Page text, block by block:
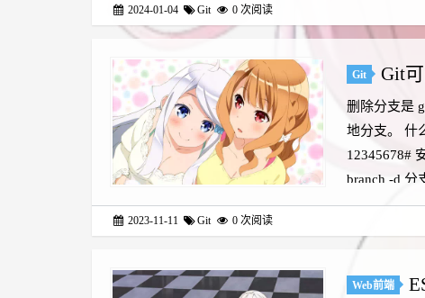
2024-01-04 Git 0次阅读
Git Git
删除分支是
地分支。 什
12345678#
branch -d 分
2023-11-11 Git 0次阅读
Web前端